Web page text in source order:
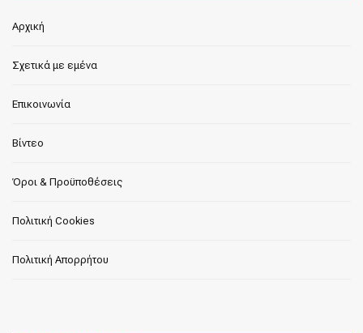
Αρχική
Σχετικά με εμένα
Επικοινωνία
Βίντεο
Όροι & Προϋποθέσεις
Πολιτική Cookies
Πολιτική Απορρήτου